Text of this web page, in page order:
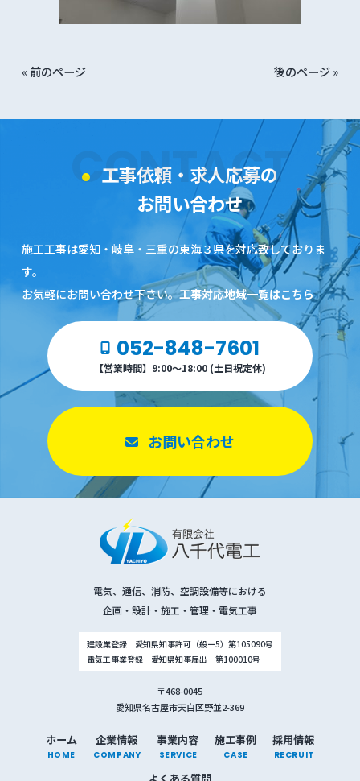
« 前のページ 後のページ »
工事依頼・求人応募の
お問い合わせ
CONTACT
施工工事は愛知・岐阜・三重の東海３県を対応致しておりま
す。
お気軽にお問い合わせ下さい。工事対応地域一覧はこちら
052-848-7601
【営業時間】9:00～18:00 (土日祝定休)
お問い合わせ
電気、通信、消防、空調設備等における
企画・設計・施工・管理・電気工事
建設業登録 愛知県知事許可（般ー5）第105090号
電気工事業登録 愛知県知事届出 第100010号
〒468-0045
愛知県名古屋市天白区野並2-369
ホーム
HOME
企業情報
COMPANY
事業内容
SERVICE
施工事例
CASE
採用情報
RECRUIT